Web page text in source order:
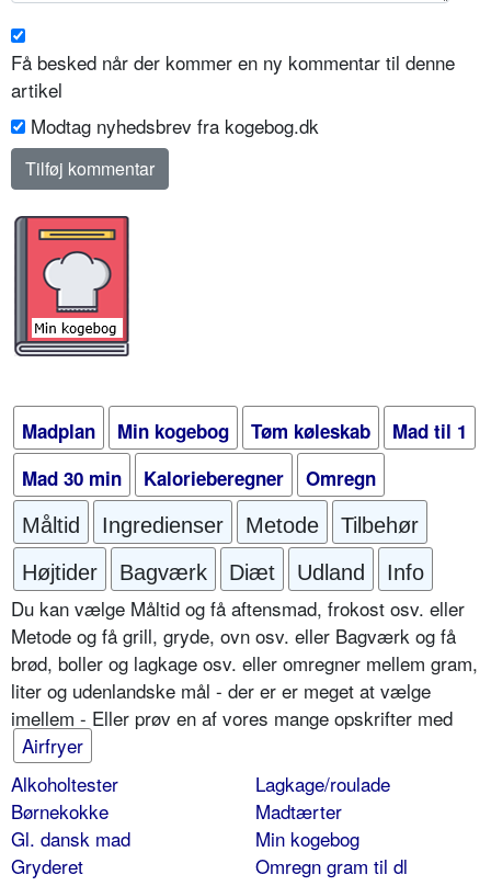
Få besked når der kommer en ny kommentar til denne
artikel
Modtag nyhedsbrev fra kogebog.dk
Madplan Min kogebog Tøm køleskab
Mad til 1
Mad 30 min
Kalorieberegner Omregn
Måltid Ingredienser Metode
Tilbehør
Højtider
Bagværk Diæt Udland Info
Du kan vælge Måltid og få aftensmad, frokost osv. eller
Metode og få grill, gryde, ovn osv. eller Bagværk og få
brød, boller og lagkage osv. eller omregner mellem gram,
liter og udenlandske mål - der er er meget at vælge
imellem - Eller prøv en af vores mange opskrifter med
Airfryer
Alkoholtester
Børnekokke
Gl. dansk mad
Gryderet
Lagkage/roulade
Madtærter
Min kogebog
Omregn gram til dl